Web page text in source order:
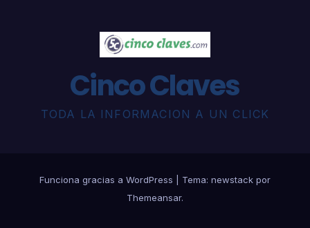
Cinco Claves
TODA LA INFORMACION A UN CLICK
Funciona gracias a WordPress
Tema: newstack por
Themeansar.